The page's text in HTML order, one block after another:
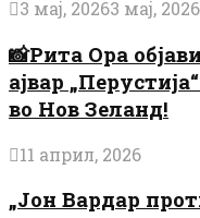
3 мај, 20263 мај, 2026
📸Рита Ора
ајвар
во Нов Зеланд!
11 април, 2026
„Јон Вардар